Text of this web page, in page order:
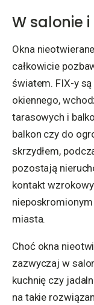
W salonie
Okna
całkowicie
światem. FIX-y
okiennego,
tarasowych i
balkon czy do
skrzydłem,
pozostają
kontakt
miasta.
Choć okna
zazwyczaj w
kuchnię czy
na takie